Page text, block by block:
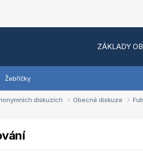
ZÁKLADY
Žebříčky
diskuzích Obecné diskuze